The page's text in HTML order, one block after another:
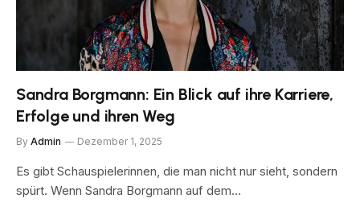
Sandra Borgmann: Ein Blick auf ihre Karriere,
Erfolge und ihren Weg
By Admin Dezember 1, 2025
Es gibt Schauspielerinnen, die man nicht nur sieht, sondern
spürt. Wenn Sandra Borgmann auf dem…